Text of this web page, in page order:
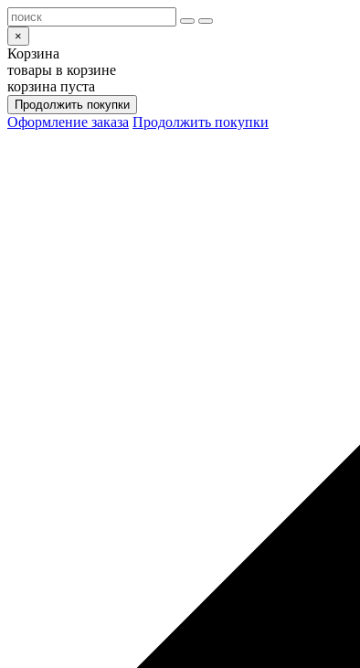
×
Корзина
товары в корзине
корзина пуста
Продолжить покупки
Оформление заказа Продолжить покупки